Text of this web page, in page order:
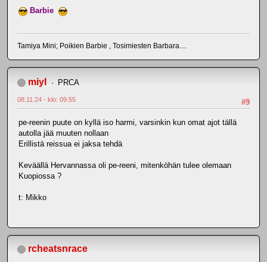
Barbie
Tamiya Mini; Poikien Barbie , Tosimiesten Barbara....
miyl PRCA
#9
08.11.24 - klo: 09.55
pe-reenin puute on kyllä iso harmi, varsinkin kun omat ajot tällä
autolla jää muuten nollaan
Erillistä reissua ei jaksa tehdä
Keväällä Hervannassa oli pe-reeni, mitenköhän tulee olemaan
Kuopiossa ?
t: Mikko
rcheatsnrace